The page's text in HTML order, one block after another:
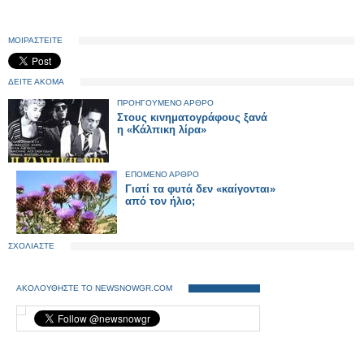
ΜΟΙΡΑΣΤΕΙΤΕ
ΔΕΙΤΕ ΑΚΟΜΑ
ΠΡΟΗΓΟΥΜΕΝΟ ΑΡΘΡΟ
Στους κινηματογράφους ξανά
η «Κάλπικη λίρα»
ΕΠΟΜΕΝΟ ΑΡΘΡΟ
Γιατί τα φυτά δεν «καίγονται»
από τον ήλιο;
ΣΧΟΛΙΑΣΤΕ
ΑΚΟΛΟΥΘΗΣΤΕ ΤΟ NEWSNOWGR.COM